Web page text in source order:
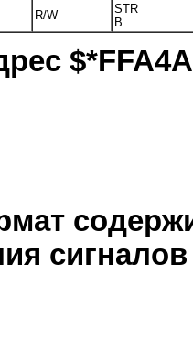
R/W
STR
B